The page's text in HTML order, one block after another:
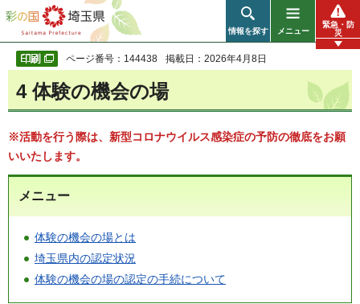
彩の国 埼玉県
情報を探す メニュー
緊急・防
災
ページ番号：144438 掲載日：2026年4月8日
4 体験の機会の場
※活動を行う際は、新型コロナウイルス感染症の予防の徹底をお願
いいたします。
メニュー
体験の機会の場とは
埼玉県内の認定状況
体験の機会の場の認定の手続について